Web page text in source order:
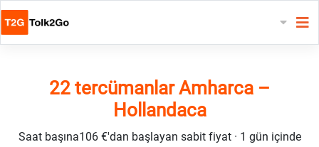
22 tercümanlar Amharca –
Hollandaca
Saat başına106 €'dan başlayan sabit fiyat · 1 gün içinde